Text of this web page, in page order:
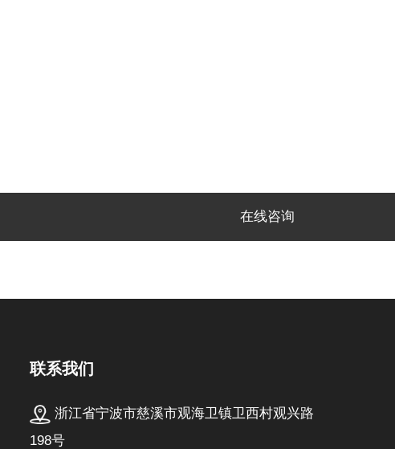
在线咨询
联系我们
浙江省宁波市慈溪市观海卫镇卫西村观兴路
198号